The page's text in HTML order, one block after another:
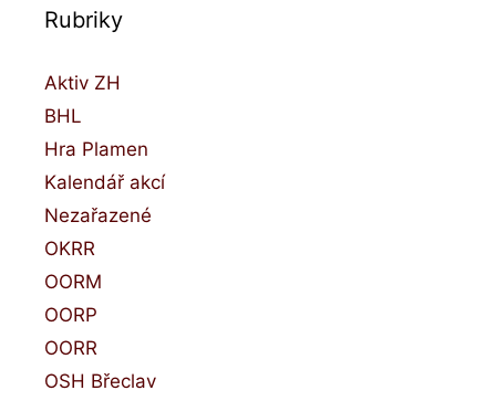
:
Rubriky
Aktiv ZH
BHL
Hra Plamen
Kalendář akcí
Nezařazené
OKRR
OORM
OORP
OORR
OSH Břeclav